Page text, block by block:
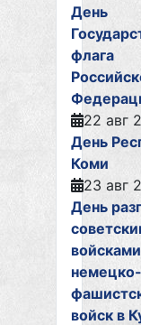
День
флага
22 авг
День
Коми
23 авг
День
войсками
немецко-
войск в